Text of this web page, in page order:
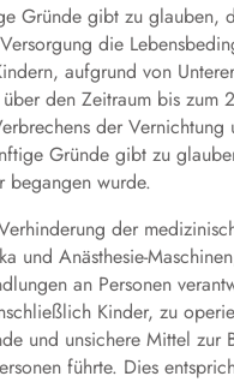
Gründe gibt zu glauben,
die
aufgrund von
den Zeitraum bis
der
Gründe gibt zu
begangen wurde.
der
und Anästhesie-
an Personen
Kinder, zu
und unsichere Mittel zur
führte. Dies